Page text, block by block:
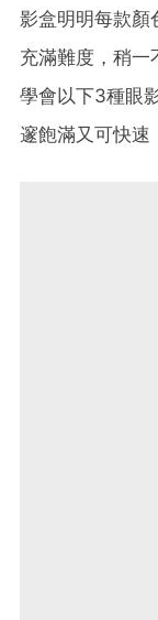
影盒明明每款顏
充滿難度，稍一
學會以下3種眼
邃飽滿又可快速